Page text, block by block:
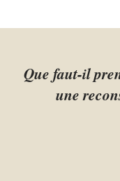
Que faut-il
une